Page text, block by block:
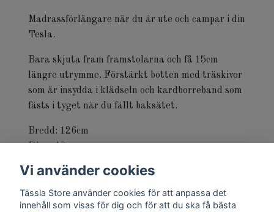
Madrassförlängare när du är ute och campar i din
Tesla.
Bara skjuta fram framstolarna och få 15cm
längre utrymme. Förstärkt botten med träskivor
som är insydda i klädseln och kardborreband som
fästs i tyget när du fällt baksätet.
Bredd: 126cm
Mått ihopfälld: 44x32x7
Vi använder cookies
Tässla Store använder cookies för att anpassa det
innehåll som visas för dig och för att du ska få bästa